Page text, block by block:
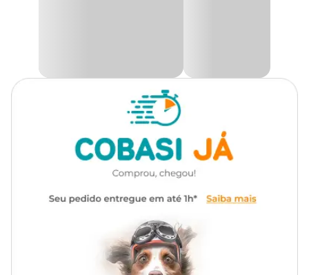
Temos como objetivo a fabricação de brinquedos, utilizando as
evitar intoxicação, feridas ou outros problemas.
Aqui na Cobasi, você e encontra uma enorme variedade de
brinquedos para aves com preço especial. Compre pelo Site,
App ou em uma das nossas lojas.
Medidas aproximadas: